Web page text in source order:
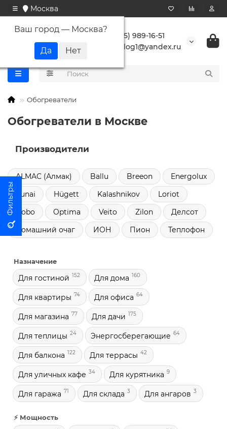
Москва
Ваш город — Москва?
+7 (495) 989-16-51
buranlog1@yandex.ru
Обогреватели
Обогреватели в Москве
Производители
ALMAC (Алмак) Ballu Breeon
Energolux
Funai
Hügett Kalashnikov
Loriot
Nobo
Optima Veito Zilon
Делсот
Домашний очаг
ИОН Пион Теплофон
Назначение
Для гостиной 152 Для дома 160
Для квартиры 74 Для офиса 64
Для магазина 77 Для дачи 175
Для теплицы 24 Энергосберегающие 64
Для балкона 122 Для террасы 42
Для уличных кафе 34 Для курятника 9
Для гаража 71 Для склада 3 Для ангаров 3
⚡ Мощность